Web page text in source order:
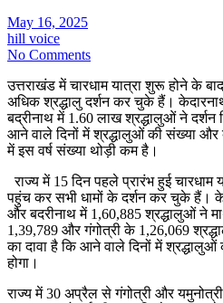
May 16, 2025
hill voice
No Comments
उत्तराखंड में चारधाम यात्रा शुरू होने के
अधिक श्रद्धालु दर्शन कर चुके हैं।
बद्रीनाथ में 1.60 लाख श्रद्धालुओं ने दर्शन
आने वाले दिनों में श्रद्धालुओं की संख्या और
में इस वर्ष संख्या थोड़ी कम है।
राज्य में 15 दिन पहले प्रारंभ हुई
पहुंच कर सभी धामों के दर्शन कर चुके हैं।
और बदरीनाथ में 1,60,885 श्रद्धालुओं ने
1,39,789 और गंगोत्री के 1,26,069
का दावा है कि आने वाले दिनों में
होगा।
राज्य में 30 अप्रैल से गंगोत्री और